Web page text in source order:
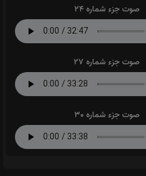
صوت جزء شماره 24
صوت جزء شماره 27
صوت جزء شماره 30